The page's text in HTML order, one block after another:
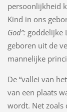
persoonlijkheid
Kind in ons
God”:goddelijke
geboren uit de
mannelijke
De “vallei van
van een plaats
wordt. Net zoals